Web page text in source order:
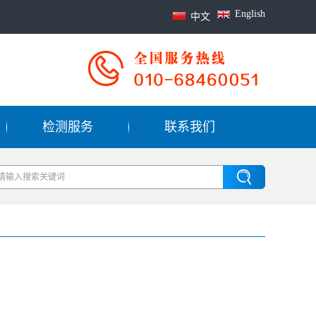
English
中文
检测服务 联系我们